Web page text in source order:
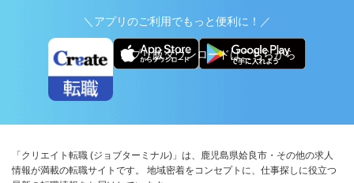
＼アプリのご利用でもっと便利に！／
アプリ版ダウンロードはこちらから
「クリエイト転職 (ジョブターミナル)」は、鹿児島県姶良市・その他の求人
情報が満載の転職サイトです。 地域密着をコンセプトに、仕事探しに役立つ